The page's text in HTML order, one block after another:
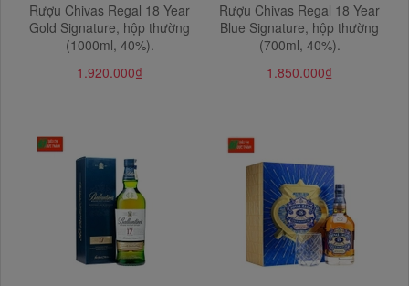
Rượu Chivas Regal 18 Year
Gold Signature, hộp thường
(1000ml, 40%).
1.920.000₫
Rượu Chivas Regal 18 Year
Blue Signature, hộp thường
(700ml, 40%).
1.850.000₫